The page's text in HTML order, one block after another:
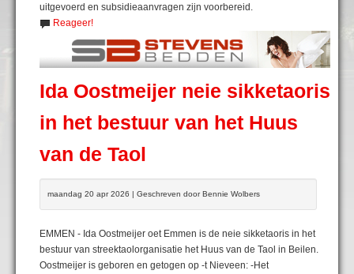
uitgevoerd en subsidieaanvragen zijn voorbereid.
Reageer!
Ida Oostmeijer neie sikketaoris
in het bestuur van het Huus
van de Taol
maandag 20 apr 2026 | Geschreven door Bennie Wolbers
EMMEN - Ida Oostmeijer oet Emmen is de neie sikketaoris in het
bestuur van streektaolorganisatie het Huus van de Taol in Beilen.
Oostmeijer is geboren en getogen op -t Nieveen: -Het